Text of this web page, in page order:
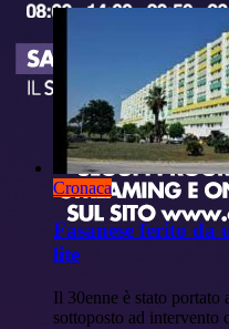
Cronaca
Fasanese ferito
lite
Il 30enne è stato
sottoposto ad intervento